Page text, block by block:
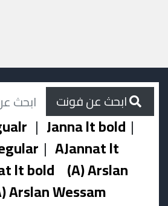
| Janna lt bold |
| AJannat lt
lt bold (A) Arslan
Arslan Wessam